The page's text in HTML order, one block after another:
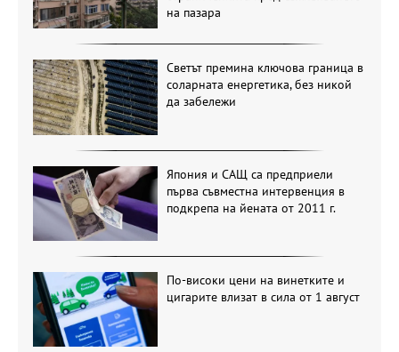
на пазара
Светът премина ключова граница в
соларната енергетика, без никой
да забележи
Япония и САЩ са предприели
първа съвместна интервенция в
подкрепа на йената от 2011 г.
По-високи цени на винетките и
цигарите влизат в сила от 1 август